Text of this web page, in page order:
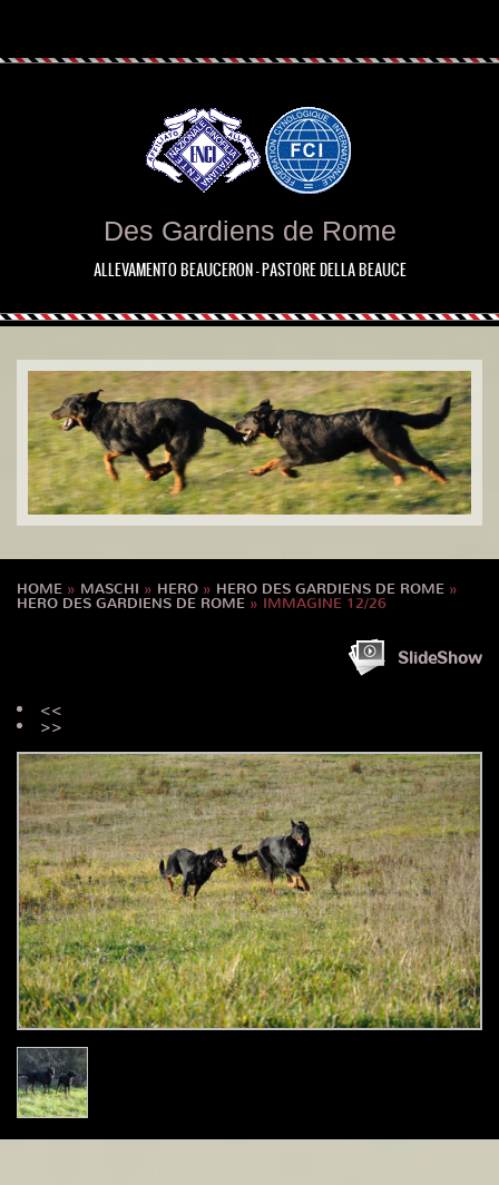
Des Gardiens de Rome
ALLEVAMENTO BEAUCERON - PASTORE DELLA BEAUCE
HOME » MASCHI » HERO » HERO DES GARDIENS DE ROME »
HERO DES GARDIENS DE ROME » IMMAGINE 12/26
SlideShow
<<
>>